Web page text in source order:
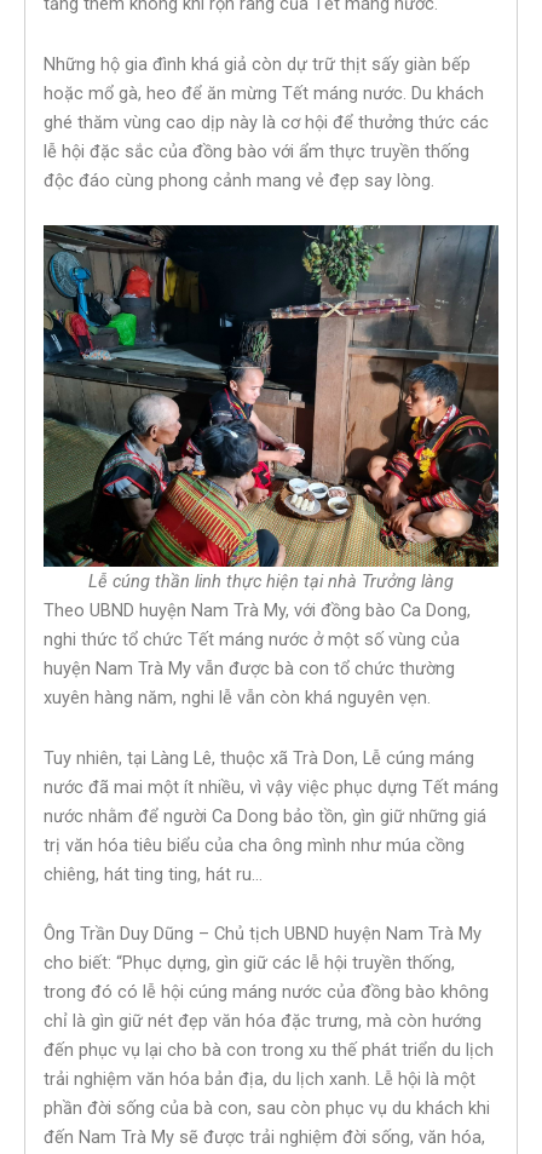
Những hộ gia đình khá giả còn dự trữ thịt sấy giàn bếp
hoặc mổ gà, heo để ăn mừng Tết máng nước. Du khách
ghé thăm vùng cao dịp này là cơ hội để thưởng thức các
lễ hội đặc sắc của đồng bào với ẩm thực truyền thống
độc đáo cùng phong cảnh mang vẻ đẹp say lòng.
Lễ cúng thần linh thực hiện tại nhà Trưởng làng
Theo UBND huyện Nam Trà My, với đồng bào Ca Dong,
nghi thức tổ chức Tết máng nước ở một số vùng của
huyện Nam Trà My vẫn được bà con tổ chức thường
xuyên hàng năm, nghi lễ vẫn còn khá nguyên vẹn.
Tuy nhiên, tại Làng Lê, thuộc xã Trà Don, Lễ cúng máng
nước đã mai một ít nhiều, vì vậy việc phục dựng Tết máng
nước nhằm để người Ca Dong bảo tồn, gìn giữ những giá
trị văn hóa tiêu biểu của cha ông mình như múa cồng
chiêng, hát ting ting, hát ru…
Ông Trần Duy Dũng – Chủ tịch UBND huyện Nam Trà My
cho biết: “Phục dựng, gìn giữ các lễ hội truyền thống,
trong đó có lễ hội cúng máng nước của đồng bào không
chỉ là gìn giữ nét đẹp văn hóa đặc trưng, mà còn hướng
đến phục vụ lại cho bà con trong xu thế phát triển du lịch
trải nghiệm văn hóa bản địa, du lịch xanh. Lễ hội là một
phần đời sống của bà con, sau còn phục vụ du khách khi
đến Nam Trà My sẽ được trải nghiệm đời sống, văn hóa,